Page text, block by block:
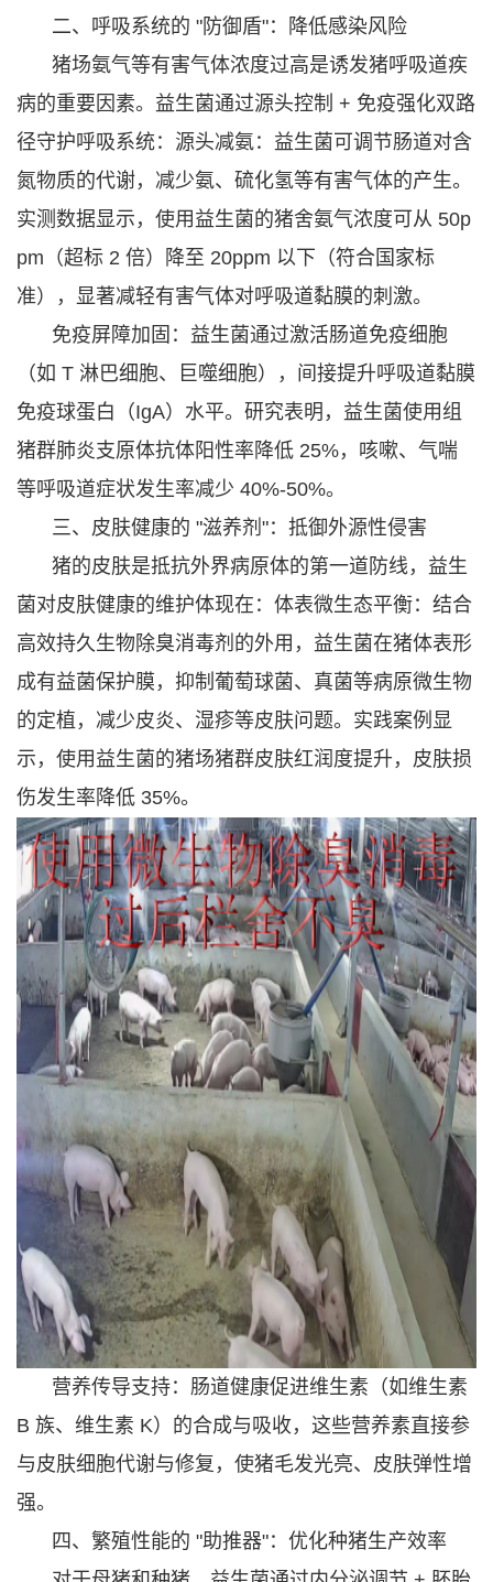
二、呼吸系统的 "防御盾"：降低感染风险
猪场氨气等有害气体浓度过高是诱发猪呼吸道疾
病的重要因素。益生菌通过源头控制 + 免疫强化双路
径守护呼吸系统： 源头减氨：益生菌可调节肠道对含
氮物质的代谢，减少氨、硫化氢等有害气体的产生。
实测数据显示，使用益生菌的猪舍氨气浓度可从 50p
pm（超标 2 倍）降至 20ppm 以下（符合国家标
准），显著减轻有害气体对呼吸道黏膜的刺激。
免疫屏障加固：益生菌通过激活肠道免疫细胞
（如 T 淋巴细胞、巨噬细胞），间接提升呼吸道黏膜
免疫球蛋白（IgA）水平。研究表明，益生菌使用组
猪群肺炎支原体抗体阳性率降低 25%，咳嗽、气喘
等呼吸道症状发生率减少 40%-50%。
三、皮肤健康的 "滋养剂"：抵御外源性侵害
猪的皮肤是抵抗外界病原体的第一道防线，益生
菌对皮肤健康的维护体现在： 体表微生态平衡：结合
高效持久生物除臭消毒剂的外用，益生菌在猪体表形
成有益菌保护膜，抑制葡萄球菌、真菌等病原微生物
的定植，减少皮炎、湿疹等皮肤问题。实践案例显
示，使用益生菌的猪场猪群皮肤红润度提升，皮肤损
伤发生率降低 35%。
营养传导支持：肠道健康促进维生素（如维生素
B 族、维生素 K）的合成与吸收，这些营养素直接参
与皮肤细胞代谢与修复，使猪毛发光亮、皮肤弹性增
强。
四、繁殖性能的 "助推器"：优化种猪生产效率